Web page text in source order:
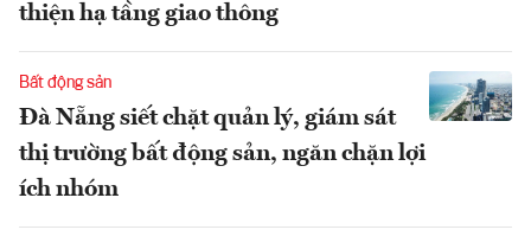
thiện hạ tầng giao thông
Bất động sản
Đà Nẵng siết chặt quản lý, giám sát
thị trường bất động sản, ngăn chặn lợi
ích nhóm